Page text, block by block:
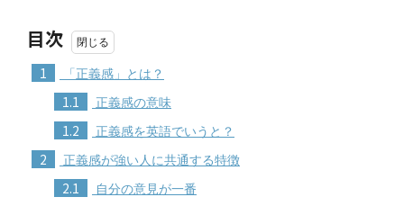
目次
1 「正義感」とは？
1.1 正義感の意味
1.2 正義感を英語でいうと？
2 正義感が強い人に共通する特徴
2.1 自分の意見が一番